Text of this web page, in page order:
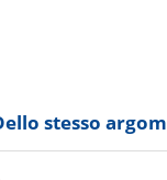
stesso